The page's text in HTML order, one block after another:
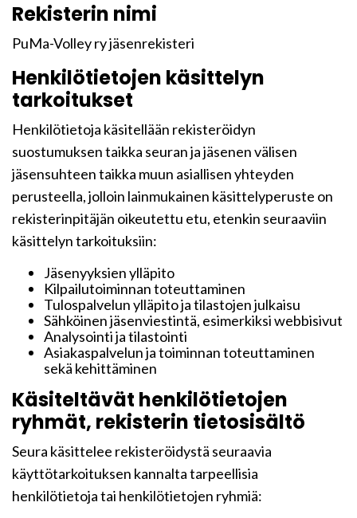
Rekisterin nimi
PuMa-Volley ry jäsenrekisteri
Henkilötietojen käsittelyn
tarkoitukset
Henkilötietoja käsitellään rekisteröidyn
suostumuksen taikka seuran ja jäsenen välisen
jäsensuhteen taikka muun asiallisen yhteyden
perusteella, jolloin lainmukainen käsittelyperuste on
rekisterinpitäjän oikeutettu etu, etenkin seuraaviin
käsittelyn tarkoituksiin:
Jäsenyyksien ylläpito
Kilpailutoiminnan toteuttaminen
Tulospalvelun ylläpito ja tilastojen julkaisu
Sähköinen jäsenviestintä, esimerkiksi webbisivut
Analysointi ja tilastointi
Asiakaspalvelun ja toiminnan toteuttaminen
sekä kehittäminen
Käsiteltävät henkilötietojen
ryhmät, rekisterin tietosisältö
Seura käsittelee rekisteröidystä seuraavia
käyttötarkoituksen kannalta tarpeellisia
henkilötietoja tai henkilötietojen ryhmiä: